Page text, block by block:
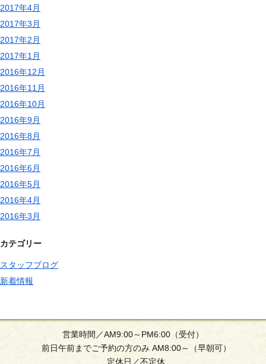
2017年4月
2017年3月
2017年2月
2017年1月
2016年12月
2016年11月
2016年10月
2016年9月
2016年8月
2016年7月
2016年6月
2016年5月
2016年4月
2016年3月
カテゴリー
スタッフブログ
新着情報
営業時間／AM9:00～PM6:00（受付）
前日午前までご予約の方のみ AM8:00～（早朝可）
定休日／不定休